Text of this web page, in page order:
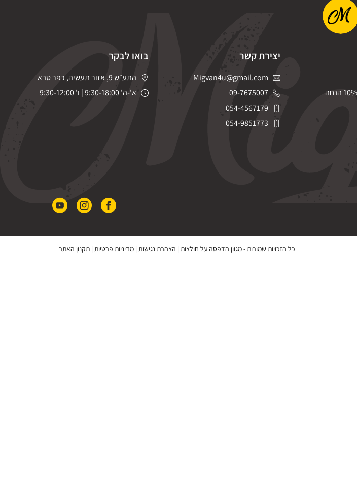
יצירת קשר
Migvan4u@gmail.com
09-7675007
054-4567179
054-9851773
בואו לבקר
התע״ש 9, אזור תעשיה, כפר סבא
א'-ה' 9:30-18:00 | ו' 9:30-12:00
כל הזכויות שמורות -מגוון הדפסה על חולצות | הצהרת נגישות |מדיניות פרטיות |תקנון האתר